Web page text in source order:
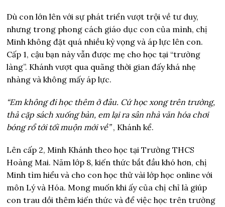
Dù con lớn lên với sự phát triển vượt trội về tư duy,
nhưng trong phong cách giáo dục con của mình, chị
Minh không đặt quá nhiều kỳ vọng và áp lực lên con.
Cấp 1, cậu bạn này vẫn được mẹ cho học tại “trường
làng”. Khánh vượt qua quãng thời gian đấy khá nhẹ
nhàng và không mấy áp lực.
“Em không đi học thêm ở đâu. Cứ học xong trên trường,
thả cặp sách xuống bàn, em lại ra sân nhà văn hóa chơi
bóng rổ tới tối muộn mới về”, Khánh kể.
Lên cấp 2, Minh Khánh theo học tại Trường THCS
Hoàng Mai. Năm lớp 8, kiến thức bắt đầu khó hơn, chị
Minh tìm hiểu và cho con học thử vài lớp học online với
môn Lý và Hóa. Mong muốn khi ấy của chị chỉ là giúp
con trau dồi thêm kiến thức và để việc học trên trường